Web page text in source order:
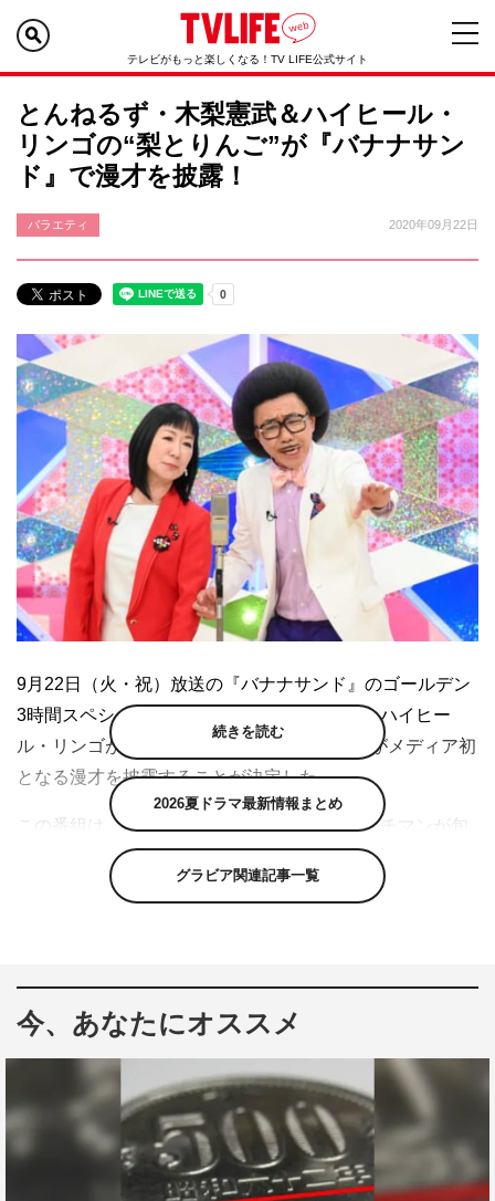
テレビがもっと楽しくなる！TV LIFE公式サイト
とんねるず・木梨憲武＆ハイヒール・
リンゴの“梨とりんご”が『バナナサン
ド』で漫才を披露！
バラエティ 2020年09月22日
9月22日（火・祝）放送の『バナナサンド』のゴールデン
3時間スペシャルで、とんねるず・木梨憲武とハイヒー
ル・リンゴが結成したコンビ「梨とりんご」がメディア初
となる漫才を披露することが決定した。
この番組は、MCのバナナマンとサンドウィッチマンが旬
なゲストをとことん楽しませ、テンションを爆上げするト
ークバラエティ。今回は、ゴールデン3時間スペシャルと
続きを読む
2026夏ドラマ最新情報まとめ
グラビア関連記事一覧
今、あなたにオススメ